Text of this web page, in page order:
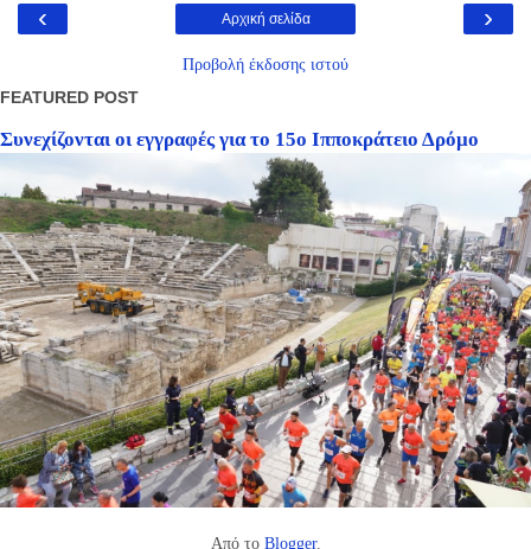
‹ ›
Αρχική σελίδα
Προβολή έκδοσης ιστού
FEATURED POST
Συνεχίζονται οι εγγραφές για το 15ο Ιπποκράτειο Δρόμο
Από το Blogger.